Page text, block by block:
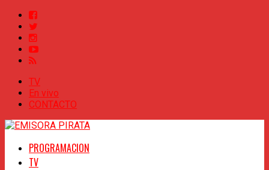
TV
En vivo
CONTACTO
PROGRAMACION
TV